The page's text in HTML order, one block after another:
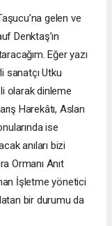
gelen ve
Denktaş’ın
Eğer yazı
sanatçı Utku
olarak dinleme
Harekâtı, Aslan
ise
anıları bizi
Ormanı Anıt
İşletme yönetici
bir durumu da